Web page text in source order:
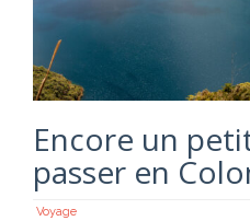
Encore un
passer en
Voyage